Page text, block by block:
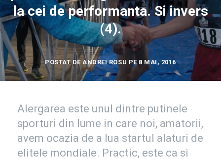
la cei de performanta. Si invers
(4).
POSTAT DE ANDREI ROSU PE 8 MAI, 2016
Alergarea este unul dintre putinele
sporturi din lume in care noi, amatorii,
avem ocazia de a lua startul alaturi de
elitele mondiale. Practic, este ca si